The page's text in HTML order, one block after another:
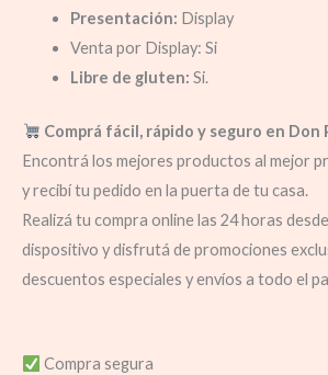
Presentación: Display
Venta por Display: Si
Libre de gluten: Si.
Comprá fácil, rápido y seguro en Don
Encontrá los mejores productos al mejor
y recibí tu pedido en la puerta de tu casa.
Realizá tu compra online las 24 horas
dispositivo y disfrutá de promociones
descuentos especiales y envíos a todo el
Compra segura